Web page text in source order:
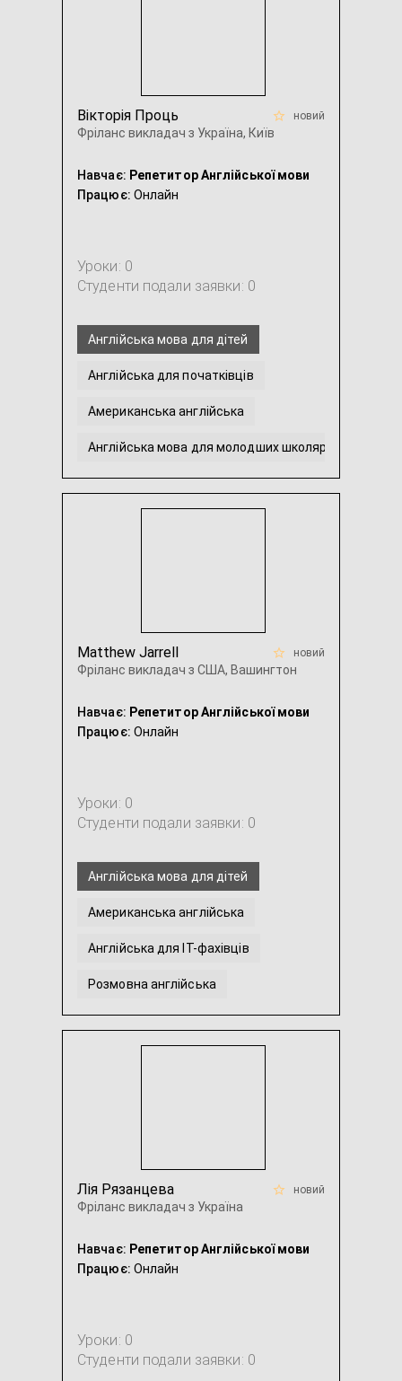
Вікторія Проць
Фріланс викладач з Україна, Київ
новий
Навчає: Репетитор Англійської мови
Працює: Онлайн
Уроки: 0
Студенти подали заявки: 0
Англійська мова для дітей
Англійська для початківців
Американська англійська
Англійська мова для молодших школярів
Англійська мова для школярів
Matthew Jarrell
Фріланс викладач з США, Вашингтон
новий
Навчає: Репетитор Англійської мови
Працює: Онлайн
Уроки: 0
Студенти подали заявки: 0
Англійська мова для дітей
Американська англійська
Англійська для IT-фахівців
Розмовна англійська
Англійська для подорожей
Лія Рязанцева
Фріланс викладач з Україна
новий
Навчає: Репетитор Англійської мови
Працює: Онлайн
Уроки: 0
Студенти подали заявки: 0